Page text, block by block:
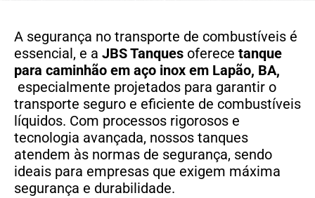
A segurança no transporte de combustíveis é
essencial, e a JBS Tanques oferece tanque
para caminhão em aço inox em Lapão, BA,
especialmente projetados para garantir o
transporte seguro e eficiente de combustíveis
líquidos. Com processos rigorosos e
tecnologia avançada, nossos tanques
atendem às normas de segurança, sendo
ideais para empresas que exigem máxima
segurança e durabilidade.